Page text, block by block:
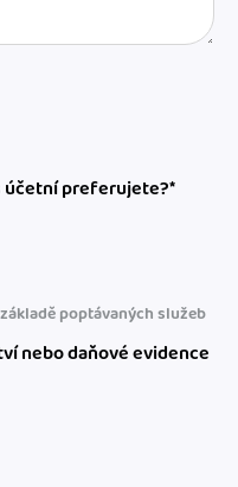
účetní preferujete?*
poptávaných služeb
nebo daňové evidence